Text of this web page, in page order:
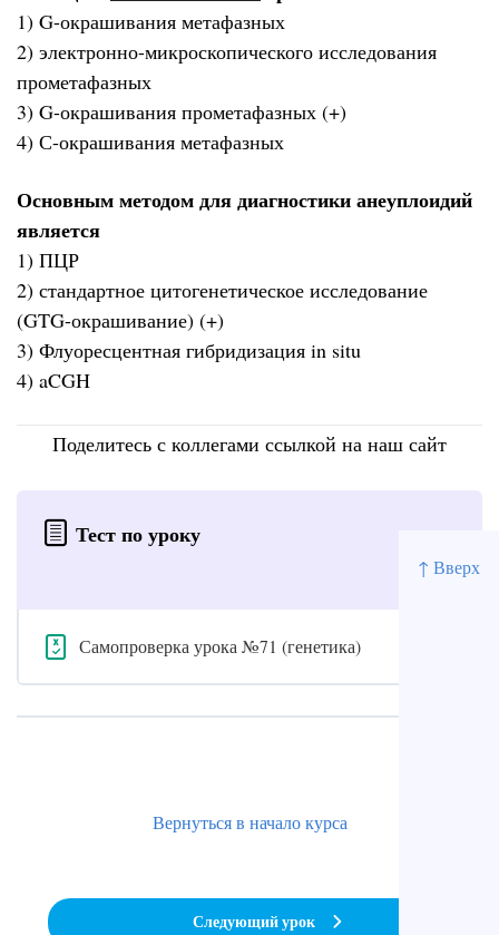
↑ Вверх
1) G-окрашивания метафазных
2) электронно-микроскопического исследования
прометафазных
3) G-окрашивания прометафазных (+)
4) С-окрашивания метафазных
Основным методом для диагностики анеуплоидий
является
1) ПЦР
2) стандартное цитогенетическое исследование
(GTG-окрашивание) (+)
3) Флуоресцентная гибридизация in situ
4) aCGH
Поделитесь с коллегами ссылкой на наш сайт
Тест по уроку
Самопроверка урока №71 (генетика)
Вернуться в начало курса
Следующий урок